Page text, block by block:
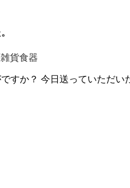
雑貨食器
すか？ 今日送っていただ